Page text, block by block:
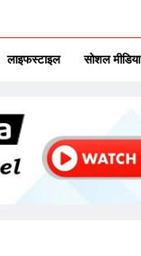
लाइफस्टाइल सोशल मीडिया